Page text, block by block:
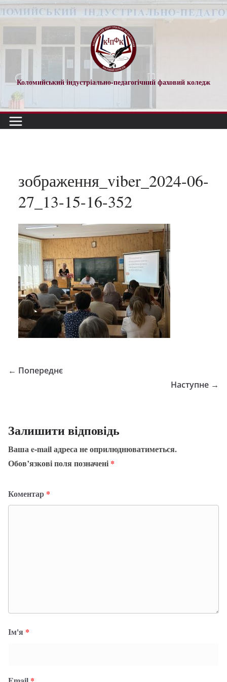
Перейти
до
Коломийський індустріально-педагогічний фаховий коледж
зображення_viber_2024-06-
27_13-15-16-352
← Попереднє
Наступне →
Залишити відповідь
Ваша e-mail адреса не оприлюднюватиметься.
Обов’язкові поля позначені *
Коментар *
Ім'я *